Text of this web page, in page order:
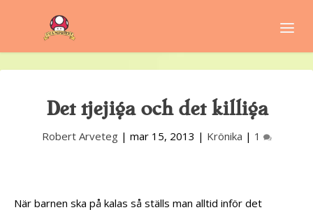
Det tjejiga och det killiga
Robert Arveteg| mar 15, 2013 | Krönika | 1
När barnen ska på kalas så ställs man alltid inför det